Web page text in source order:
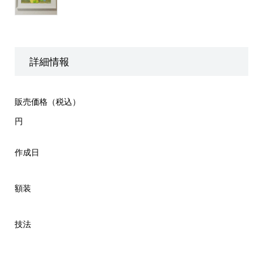
詳細情報
販売価格（税込）
円
作成日
額装
技法